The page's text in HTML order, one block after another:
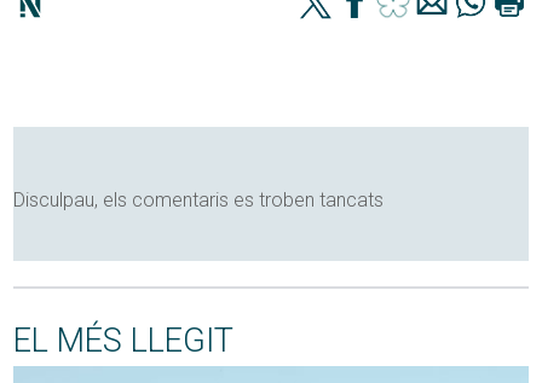
Disculpau, els comentaris es troben tancats
EL MÉS LLEGIT